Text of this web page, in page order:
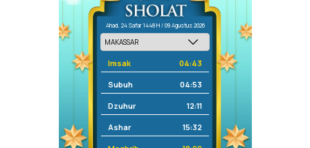
Ahad, 24 Safar 1448 H / 09 Agustus 2026
Imsak 04:43
Subuh 04:53
Dzuhur 12:11
Ashar 15:32